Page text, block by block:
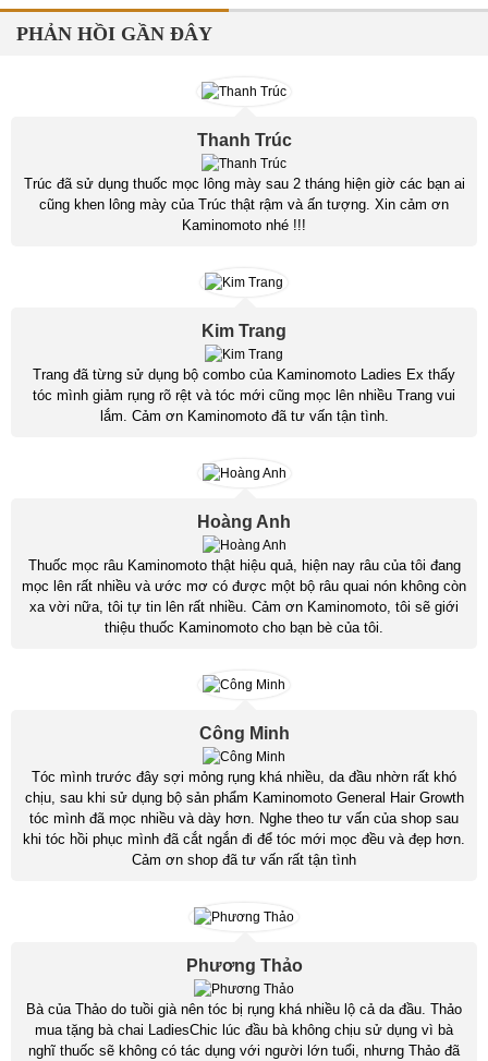
PHẢN HỒI GẦN ĐÂY
Thanh Trúc
Trúc đã sử dụng thuốc mọc lông mày sau 2 tháng hiện giờ các bạn ai
cũng khen lông mày của Trúc thật rậm và ấn tượng. Xin cảm ơn
Kaminomoto nhé !!!
Kim Trang
Trang đã từng sử dụng bộ combo của Kaminomoto Ladies Ex thấy
tóc mình giảm rụng rõ rệt và tóc mới cũng mọc lên nhiều Trang vui
lắm. Cảm ơn Kaminomoto đã tư vấn tận tình.
Hoàng Anh
Thuốc mọc râu Kaminomoto thật hiệu quả, hiện nay râu của tôi đang
mọc lên rất nhiều và ước mơ có được một bộ râu quai nón không còn
xa vời nữa, tôi tự tin lên rất nhiều. Cảm ơn Kaminomoto, tôi sẽ giới
thiệu thuốc Kaminomoto cho bạn bè của tôi.
Công Minh
Tóc mình trước đây sợi mỏng rụng khá nhiều, da đầu nhờn rất khó
chịu, sau khi sử dụng bộ sản phẩm Kaminomoto General Hair Growth
tóc mình đã mọc nhiều và dày hơn. Nghe theo tư vấn của shop sau
khi tóc hồi phục mình đã cắt ngắn đi để tóc mới mọc đều và đẹp hơn.
Cảm ơn shop đã tư vấn rất tận tình
Phương Thảo
Bà của Thảo do tuồi già nên tóc bị rụng khá nhiều lộ cả da đầu. Thảo
mua tặng bà chai LadiesChic lúc đầu bà không chịu sử dụng vì bà
nghĩ thuốc sẽ không có tác dụng với người lớn tuổi, nhưng Thảo đã